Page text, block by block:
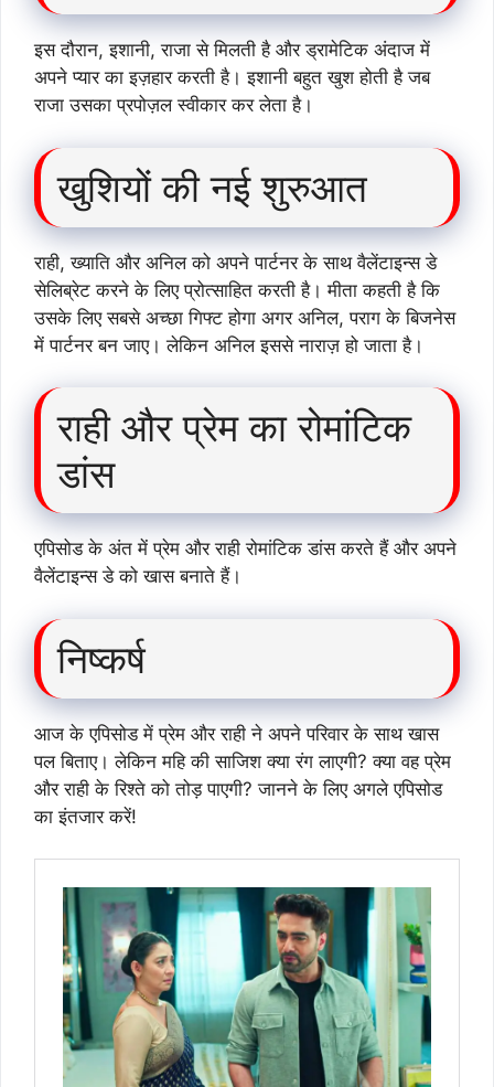
इस दौरान, इशानी, राजा से मिलती है और ड्रामेटिक अंदाज में
अपने प्यार का इज़हार करती है। इशानी बहुत खुश होती है जब
राजा उसका प्रपोज़ल स्वीकार कर लेता है।
खुशियों की नई शुरुआत
राही, ख्याति और अनिल को अपने पार्टनर के साथ वैलेंटाइन्स डे
सेलिब्रेट करने के लिए प्रोत्साहित करती है। मीता कहती है कि
उसके लिए सबसे अच्छा गिफ्ट होगा अगर अनिल, पराग के बिजनेस
में पार्टनर बन जाए। लेकिन अनिल इससे नाराज़ हो जाता है।
राही और प्रेम का रोमांटिक
डांस
एपिसोड के अंत में प्रेम और राही रोमांटिक डांस करते हैं और अपने
वैलेंटाइन्स डे को खास बनाते हैं।
निष्कर्ष
आज के एपिसोड में प्रेम और राही ने अपने परिवार के साथ खास
पल बिताए। लेकिन महि की साजिश क्या रंग लाएगी? क्या वह प्रेम
और राही के रिश्ते को तोड़ पाएगी? जानने के लिए अगले एपिसोड
का इंतजार करें!